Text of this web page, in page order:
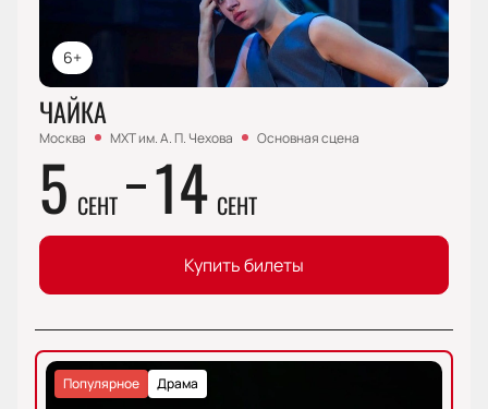
6+
ЧАЙКА
Москва МХТ им. А. П. Чехова Основная сцена
5 СЕНТ 14 СЕНТ
Купить билеты
Драма
Популярное